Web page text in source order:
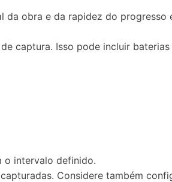
obra e da rapidez do progresso
captura. Isso pode incluir
o intervalo definido.
Considere também